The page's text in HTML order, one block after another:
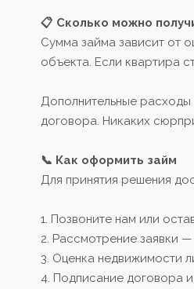
📋 Сколько можно
Сумма займа зависит от
объекта. Если квартира
Дополнительные
договора. Никаких
📞 Как оформить займ
Для принятия решения
1. Позвоните нам или
2. Рассмотрение заявки
3. Оценка недвижимости
4. Подписание договора